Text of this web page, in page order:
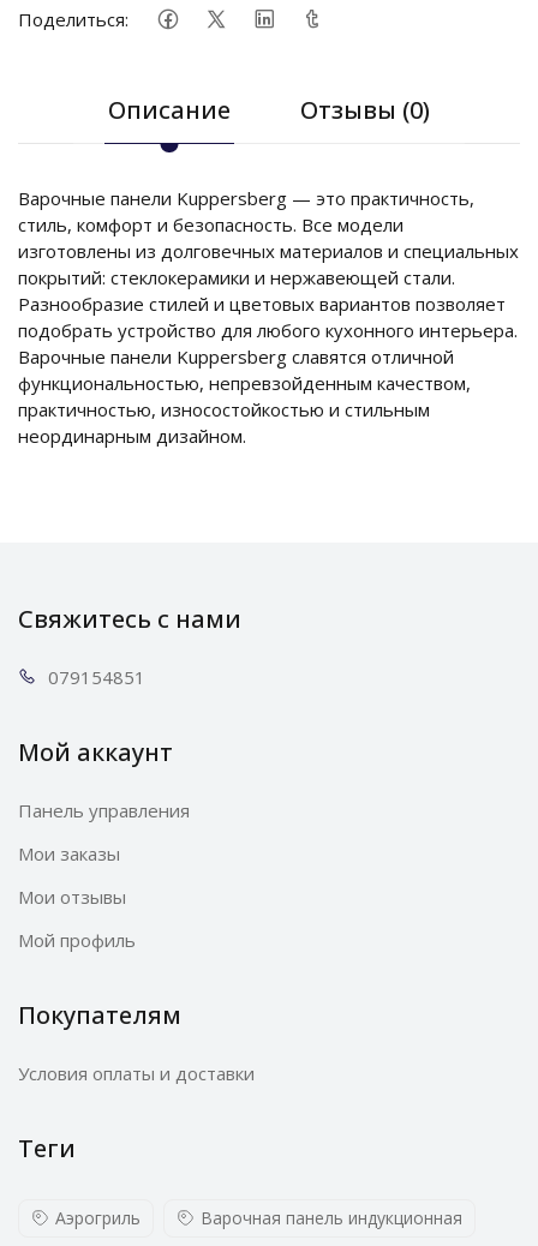
Поделиться:
Описание Отзывы (0)
Варочные панели Kuppersberg — это практичность,
стиль, комфорт и безопасность. Все модели
изготовлены из долговечных материалов и специальных
покрытий: стеклокерамики и нержавеющей стали.
Разнообразие стилей и цветовых вариантов позволяет
подобрать устройство для любого кухонного интерьера.
Варочные панели Kuppersberg славятся отличной
функциональностью, непревзойденным качеством,
практичностью, износостойкостью и стильным
неординарным дизайном.
Свяжитесь с нами
0791 54851
Мой аккаунт
Панель управления
Мои заказы
Мои отзывы
Мой профиль
Покупателям
Условия оплаты и доставки
Теги
Аэрогриль Варочная панель индукционная